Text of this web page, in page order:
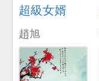
超級女婿
趙旭